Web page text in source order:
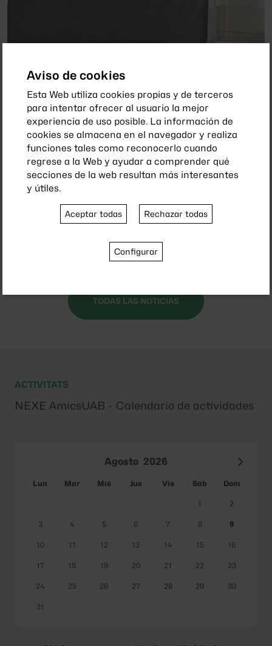
29 mayo 2026
límites penales de la libertad de expresión
TODAS LAS NOTICIAS
ACTIVITATS
NEXE AmicsUAB - Calendario de actividades
Agosto 2026
Lun Mar Mié Jue Vie Sáb Dom
1 2
3 4 5 6 7 8 9
10 11 12 13 14 15 16
17 18 19 20 21 22 23
24 25 26 27 28 29 30
31
Aviso de cookies
Esta Web utiliza cookies propias y de terceros
para intentar ofrecer al usuario la mejor
experiencia de uso posible. La información de
cookies se almacena en el navegador y realiza
funciones tales como reconocerlo cuando
regrese a la Web y ayudar a comprender qué
secciones de la web resultan más interesantes
y útiles.
Aceptar todas Rechazar todas
Configurar